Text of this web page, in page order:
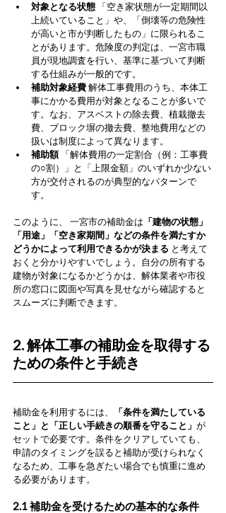
対象となる状態 「空き家状態が一定期間以
上続いていること」や、「倒壊等の危険性
が高いと市が判断したもの」に限られるこ
とがあります。危険度の判定は、一宮市職
員が現地調査を行い、基準に基づいて判断
する仕組みが一般的です。
補助対象経費 解体工事費用のうち、本体工
事にかかる費用が対象となることが多いで
す。なお、アスベストの除去費、植栽撤去
費、ブロック塀の撤去費、整地費用などの
扱いは制度によって異なります。
補助額 「解体費用の一定割合（例：工事費
の○割）」と「上限金額」のいずれか少ない
方が交付されるのが典型的なパターンで
す。
このように、 一宮市の補助金は 「建物の状態」
「用途」「空き家期間」などの条件を満たすか
どうかによって利用できるかが決まる と考えて
おくと分かりやすいでしょう。自分の所有する
建物が対象になるかどうかは、解体業者や市役
所の窓口に図面や写真を見せながら確認すると
スムーズに判断できます。
2. 解体工事の補助金を取得する
ための条件と手続き
補助金を利用するには、
「条件を満たしている
こと」と「正しい手続きの順番を守ること」 が
セットで必要です。条件をクリアしていても、
申請のタイミングを誤ると補助が受けられなく
なるため、工事を急ぎたい場合でも慎重に進め
る必要があります。
2.1 補助金を受けるための基本的な条件